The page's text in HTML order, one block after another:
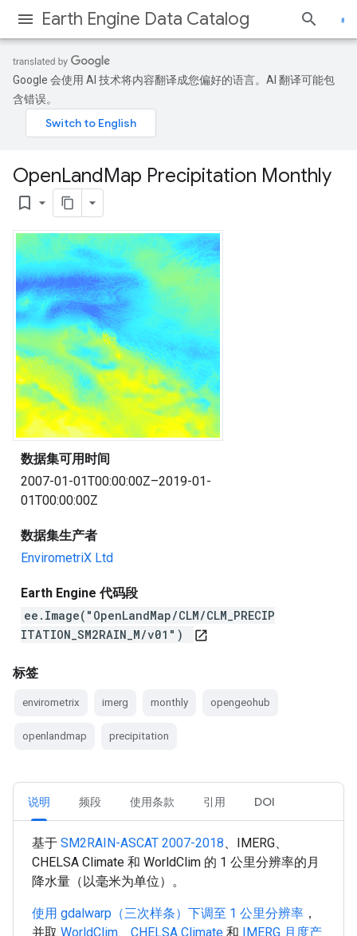
Earth Engine Data Catalog
Google 会使用 AI 技术将内容翻译成您偏好的语言。AI 翻译可能包
含错误。
OpenLandMap Precipitation Monthly
bookmark_border
数据集可用时间
2007-01-01T00:00:00Z–2019-01-
01T00:00:00Z
数据集生产者
EnvirometriX Ltd
Earth Engine 代码段
ee.Image("OpenLandMap/CLM/CLM_PRECIP
ITATION_SM2RAIN_M/v01")
open_in_new
标签
envirometrix imerg monthly opengeohub
openlandmap precipitation
说明 频段 使用条款 引用 DOI
基于 SM2RAIN-ASCAT 2007-2018、IMERG、
CHELSA Climate 和 WorldClim 的 1 公里分辨率的月
降水量（以毫米为单位）。
使用 gdalwarp（三次样条）下调至 1 公里分辨率 ，
并取 WorldClim、 CHELSA Climate 和 IMERG 月度产